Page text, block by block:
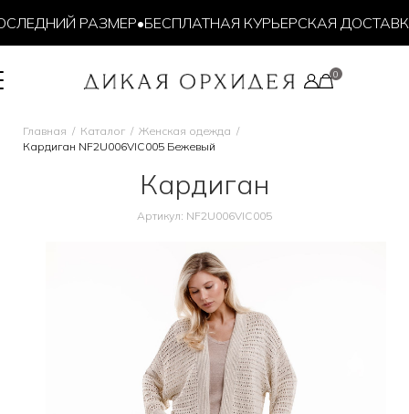
РАЗМЕР•БЕСПЛАТНАЯ КУРЬЕРСКАЯ ДОСТАВКА
Главная Каталог
Женская одежда
Кардиган NF2U006VIC005 Бежевый
Кардиган
Артикул: NF2U006VIC005